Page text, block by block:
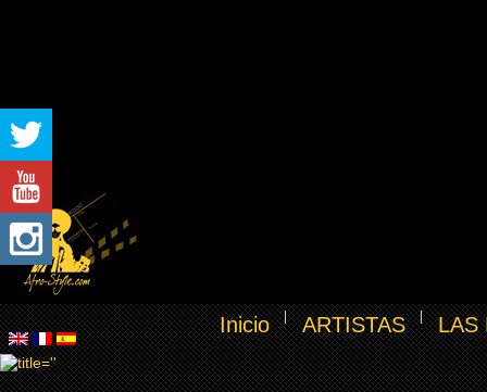
Inicio ARTISTAS LAS